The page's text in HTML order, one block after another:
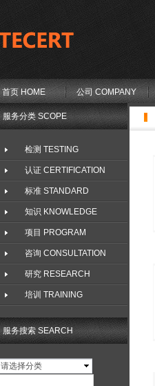
首页 HOME 公司 COMPANY
服务搜索 SEARCH
请选择分类
服务分类 SCOPE
检测 TESTING
认证 CERTIFICATION
标准 STANDARD
知识 KNOWLEDGE
项目 PROGRAM
咨询 CONSULTATION
研究 RESEARCH
培训 TRAINING